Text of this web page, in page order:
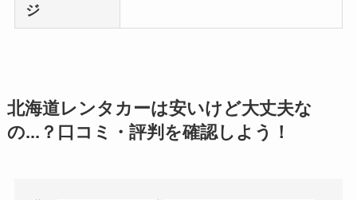
ジ
北海道レンタカーは安いけど大丈夫な
の...？口コミ・評判を確認しよう！